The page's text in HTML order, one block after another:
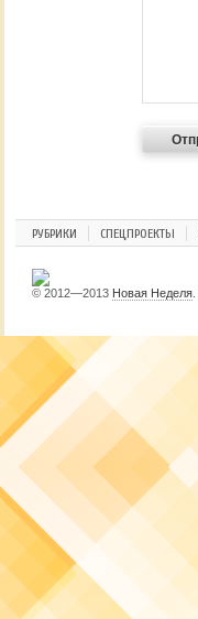
РУБРИКИ СПЕЦПРОЕКТЫ
© 2012—2013 Новая Неделя